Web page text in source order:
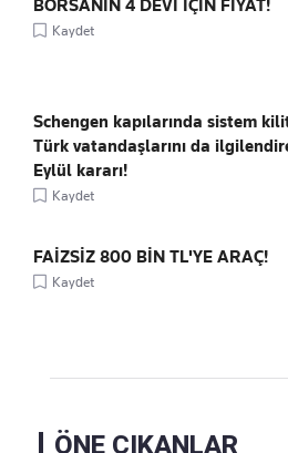
BORSANIN 4 DEVİ İÇİN FİYAT!
Kaydet
Schengen kapılarında sistem
Türk vatandaşlarını da
Eylül kararı!
Kaydet
FAİZSİZ 800 BİN TL'YE ARAÇ!
Kaydet
ÖNE ÇIKANLAR